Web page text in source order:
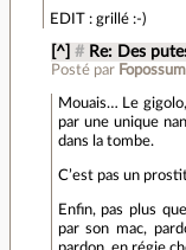
EDIT : grillé :-)
[^] # Re: Des
Posté par Fopossum
Mouais… Le
par une unique
dans la tombe.
C’est pas un
Enfin, pas plus
par son mac,